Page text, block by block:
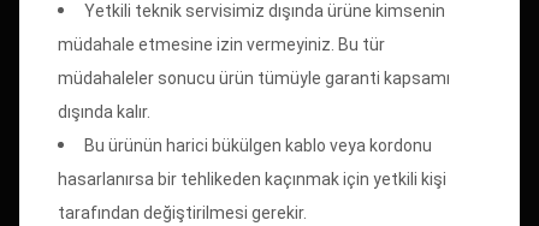
Yetkili teknik servisimiz dışında ürüne kimsenin
müdahale etmesine izin vermeyiniz. Bu tür
müdahaleler sonucu ürün tümüyle garanti kapsamı
dışında kalır.
Bu ürünün harici bükülgen kablo veya kordonu
hasarlanırsa bir tehlikeden kaçınmak için yetkili kişi
tarafından değiştirilmesi gerekir.